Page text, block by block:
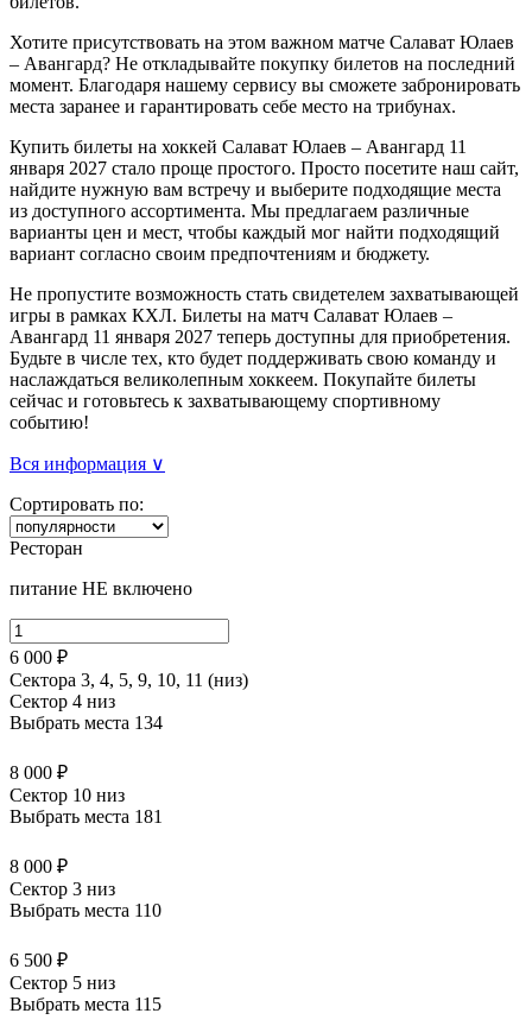
Хотите присутствовать на этом важном матче Салават Юлаев
– Авангард? Не откладывайте покупку билетов на последний
момент. Благодаря нашему сервису вы сможете забронировать
места заранее и гарантировать себе место на трибунах.
Купить билеты на хоккей Салават Юлаев – Авангард 11
января 2027 стало проще простого. Просто посетите наш сайт,
найдите нужную вам встречу и выберите подходящие места
из доступного ассортимента. Мы предлагаем различные
варианты цен и мест, чтобы каждый мог найти подходящий
вариант согласно своим предпочтениям и бюджету.
Не пропустите возможность стать свидетелем захватывающей
игры в рамках КХЛ. Билеты на матч Салават Юлаев –
Авангард 11 января 2027 теперь доступны для приобретения.
Будьте в числе тех, кто будет поддерживать свою команду и
наслаждаться великолепным хоккеем. Покупайте билеты
сейчас и готовьтесь к захватывающему спортивному
событию!
Вся информация ∨
Сортировать по:
Ресторан
питание НЕ включено
6 000 ₽
Сектора 3, 4, 5, 9, 10, 11 (низ)
Сектор 4 низ
Выбрать места 134
8 000 ₽
Сектор 10 низ
Выбрать места 181
8 000 ₽
Сектор 3 низ
Выбрать места 110
6 500 ₽
Сектор 5 низ
Выбрать места 115